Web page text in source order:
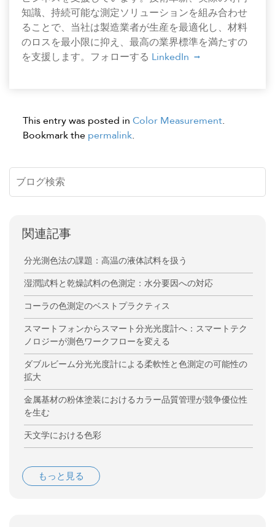
知識、持続可能な測定ソリューションを組み合わせ
ることで、当社は製造業者が生産を最適化し、材料
のロスを最小限に抑え、最高の業界標準を満たすの
を支援します。フォローする LinkedIn
This entry was posted in Color Measurement.
Bookmark the permalink.
関連記事
分光測色法の課題：高温の液体試料を扱う
湿潤試料と乾燥試料の色測定：水分要因への対応
コーラの色測定のベストプラクティス
スマートフォンからスマート分光光度計へ：スマートテク
ノロジーが測色ワークフローを変える
ダブルビーム分光光度計による柔軟性と色測定の可能性の
拡大
金属基材の粉体塗装におけるカラー品質管理が競争優位性
を生む
天文学における色彩
もっと見る